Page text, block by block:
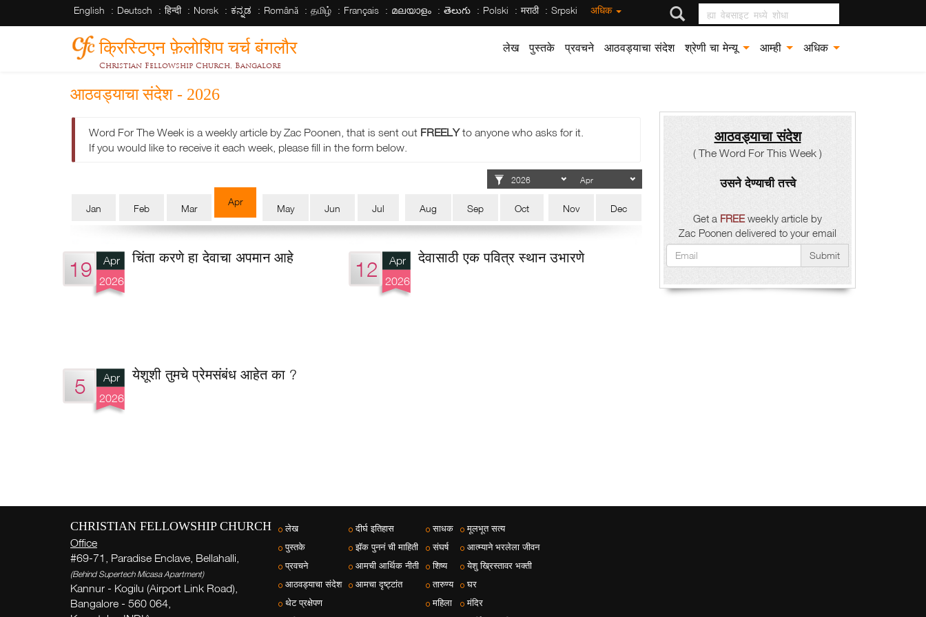
English Deutsch हिन्दी Norsk ಕನ್ನಡ Română தமிழ் Français മലയാളം తెలుగు Polski मराठी Srpski अधिक ह्या वेबसाइट मध्ये शोधा
क्रिस्टिएन फ़ेलोशिप चर्च बंगलौर
Christian Fellowship Church, Bangalore
लेख पुस्तके प्रवचने आठवड्याचा संदेश श्रेणी चा मेन्यू आम्ही अधिक
आठवड्याचा संदेश - 2026
Word For The Week is a weekly article by Zac Poonen, that is sent out FREELYto anyone who asks for it.
If you would like to receive it each week, please fill in the form below.
Jan Feb Mar
Apr
May Jun Jul Aug Sep Oct Nov Dec
19
Apr
2026
चिंता करणे हा देवाचा अपमान आहे
12
Apr
2026
देवासाठी एक पवित्र स्थान उभारणे
5
Apr
2026
येशूशी तुमचे प्रेमसंबंध आहेत का ?
आठवड्याचा संदेश
( The Word For This Week )
उसने देण्याची तत्त्वे
Get a FREEweekly article by
Zac Poonen delivered to your email
Submit
CHRISTIAN FELLOWSHIP CHURCH
Office
#69-71, Paradise Enclave, Bellahalli,
(Behind Supertech Micasa Apartment)
Kannur - Kogilu (Airport Link Road),
Bangalore - 560 064,
लेख
पुस्तके
प्रवचने
आठवड्याचा संदेश
थेट प्रक्षेपण
दीर्घ इतिहास
झॅक पुननं ची माहिती
आमची आर्थिक नीती
आमचा दृष्ट्टांत
साधक
संघर्ष
शिष्य
तारुण्य
महिला
मूलभूत सत्य
आत्म्याने भरलेला जीवन
येशु ख्रिस्तावर भक्ती
घर
मंदिर